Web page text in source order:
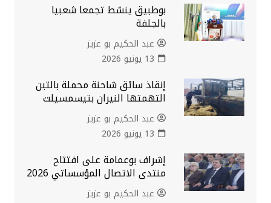
بوطبيق ينشط تجمعا شعبيا
بالجلفة
عبد الحكيم بو عزيز
13 يونيو 2026
إنقاذ سائق شاحنة محملة بالتبن
التهمتها النيران بتيسمسيلت
عبد الحكيم بو عزيز
13 يونيو 2026
إشراف بوعمامة على افتتاح
منتدى الاتصال المؤسساتي 2026
عبد الحكيم بو عزيز